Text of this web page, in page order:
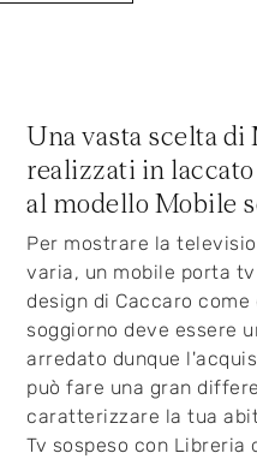
Una vasta scelta
realizzati in
al modello Mobile
Per mostrare la
varia, un mobile porta
design di Caccaro
soggiorno deve essere
arredato dunque
può fare una gran
caratterizzare la tua
Tv sospeso con